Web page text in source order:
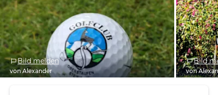
Bild melden
von Alexander
Bild
von